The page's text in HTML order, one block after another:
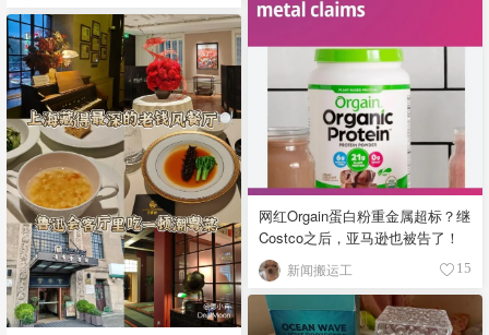
网红Orgain蛋白粉重金属超标？继
Costco之后，亚马逊也被告了！
新闻搬运工 15